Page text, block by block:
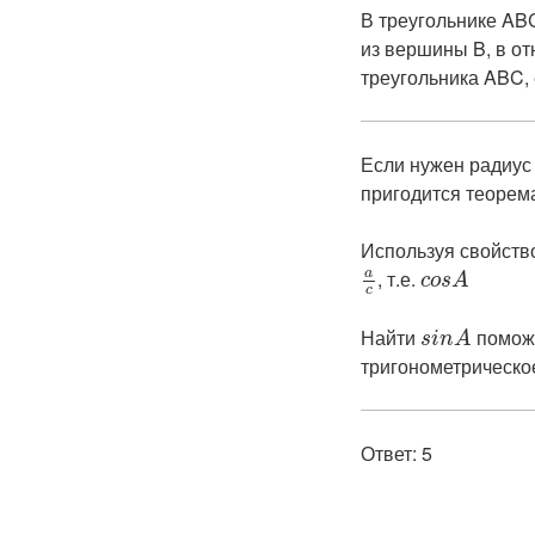
В треугольнике
из вершины B, в
треугольника
Если нужен
пригодится
Используя
a
c ​, т.е. ​cosA
Найти ​ sinA
Ответ: 5